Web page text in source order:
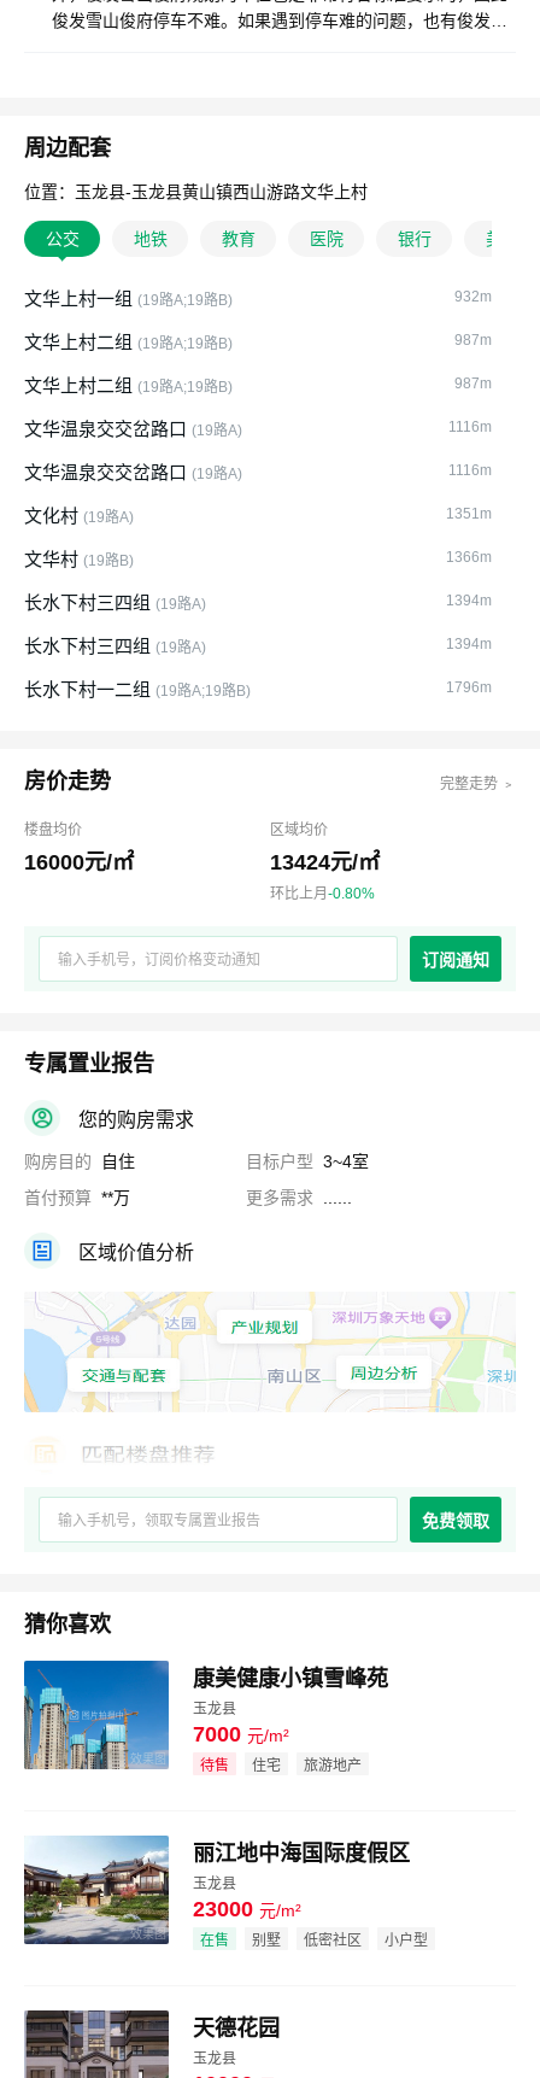
俊发雪山俊府停车不难。如果遇到停车难的问题，也有俊发雪
周边配套
位置：玉龙县-玉龙县黄山镇西山游路文华上村
公交 地铁 教育 医院 银行 美食
文华上村一组 (19路A;19路B) 932m
文华上村二组 (19路A;19路B) 987m
文华上村二组 (19路A;19路B) 987m
文华温泉交交岔路口 (19路A) 1116m
文华温泉交交岔路口 (19路A) 1116m
文化村 (19路A) 1351m
文华村 (19路B) 1366m
长水下村三四组 (19路A) 1394m
长水下村三四组 (19路A) 1394m
长水下村一二组 (19路A;19路B) 1796m
房价走势 完整走势 ﹥
楼盘均价
16000元/㎡
区域均价
13424元/㎡
环比上月 -0.80%
订阅通知
专属置业报告
您的购房需求
购房目的 自住 目标户型 3~4室
首付预算 **万 更多需求
区域价值分析
免费领取
猜你喜欢
效果图
康美健康小镇雪峰苑
玉龙县
7000 元/m²
待售 住宅 旅游地产
效果图
丽江地中海国际度假区
玉龙县
23000 元/m²
在售 别墅 低密社区 小户型
天德花园
玉龙县